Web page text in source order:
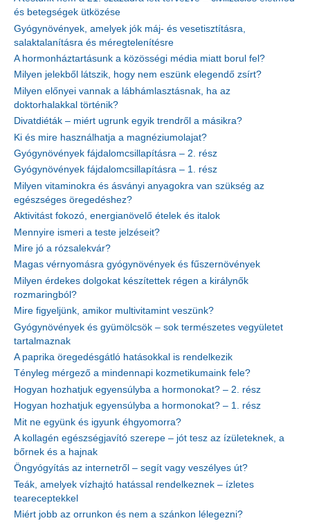
és betegségek ütközése
Gyógynövények, amelyek jók máj- és vesetisztításra,
salaktalanításra és méregtelenítésre
A hormonháztartásunk a közösségi média miatt borul fel?
Milyen jelekből látszik, hogy nem eszünk elegendő zsírt?
Milyen előnyei vannak a lábhámlasztásnak, ha az
doktorhalakkal történik?
Divatdiéták – miért ugrunk egyik trendről a másikra?
Ki és mire használhatja a magnéziumolajat?
Gyógynövények fájdalomcsillapításra – 2. rész
Gyógynövények fájdalomcsillapításra – 1. rész
Milyen vitaminokra és ásványi anyagokra van szükség az
egészséges öregedéshez?
Aktivitást fokozó, energianövelő ételek és italok
Mennyire ismeri a teste jelzéseit?
Mire jó a rózsalekvár?
Magas vérnyomásra gyógynövények és fűszernövények
Milyen érdekes dolgokat készítettek régen a királynők
rozmaringból?
Mire figyeljünk, amikor multivitamint veszünk?
Gyógynövények és gyümölcsök – sok természetes vegyületet
tartalmaznak
A paprika öregedésgátló hatásokkal is rendelkezik
Tényleg mérgező a mindennapi kozmetikumaink fele?
Hogyan hozhatjuk egyensúlyba a hormonokat? – 2. rész
Hogyan hozhatjuk egyensúlyba a hormonokat? – 1. rész
Mit ne együnk és igyunk éhgyomorra?
A kollagén egészségjavító szerepe – jót tesz az ízületeknek, a
bőrnek és a hajnak
Öngyógyítás az internetről – segít vagy veszélyes út?
Teák, amelyek vízhajtó hatással rendelkeznek – ízletes
teareceptekkel
Miért jobb az orrunkon és nem a szánkon lélegezni?